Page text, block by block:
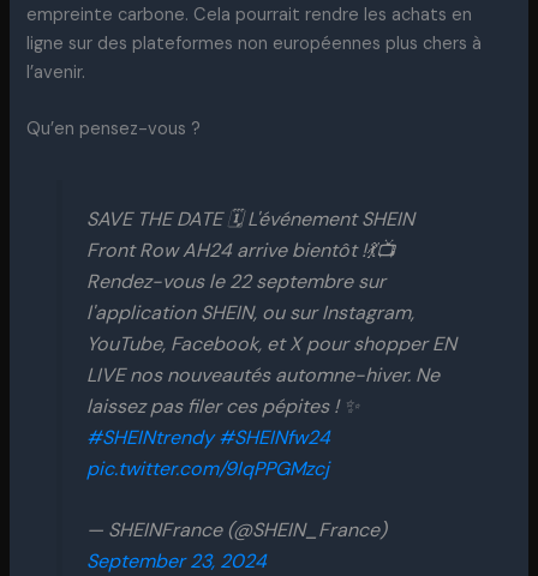
empreinte carbone. Cela pourrait rendre les achats en
ligne sur des plateformes non européennes plus chers à
l’avenir.
Qu’en pensez-vous ?
SAVE THE DATE 🗓 L'événement SHEIN
Front Row AH24 arrive bientôt !💃📺
Rendez-vous le 22 septembre sur
l'application SHEIN, ou sur Instagram,
YouTube, Facebook, et X pour shopper EN
LIVE nos nouveautés automne-hiver. Ne
laissez pas filer ces pépites ! ✨
#SHEINtrendy #SHEINfw24
pic.twitter.com/9IqPPGMzcj
— SHEINFrance (@SHEIN_France)
September 23, 2024